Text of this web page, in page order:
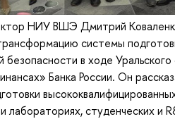
НИУ ВШЭ Дмитрий
системы
в ходе
Банка России. Он
лабораториях, студенческих и